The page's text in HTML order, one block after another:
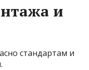
и
стандартам и